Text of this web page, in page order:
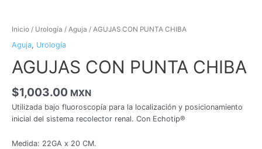
Inicio / Urología / Aguja / AGUJAS CON PUNTA CHIBA
Aguja, Urología
AGUJAS CON PUNTA CHIBA
$1,003.00 MXN
Utilizada bajo fluoroscopía para la localización y posicionamiento
inicial del sistema recolector renal. Con Echotip®
Medida: 22GA x 20 CM.